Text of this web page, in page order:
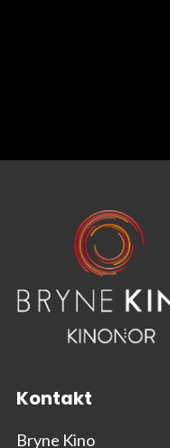
Kontakt
Bryne Kino